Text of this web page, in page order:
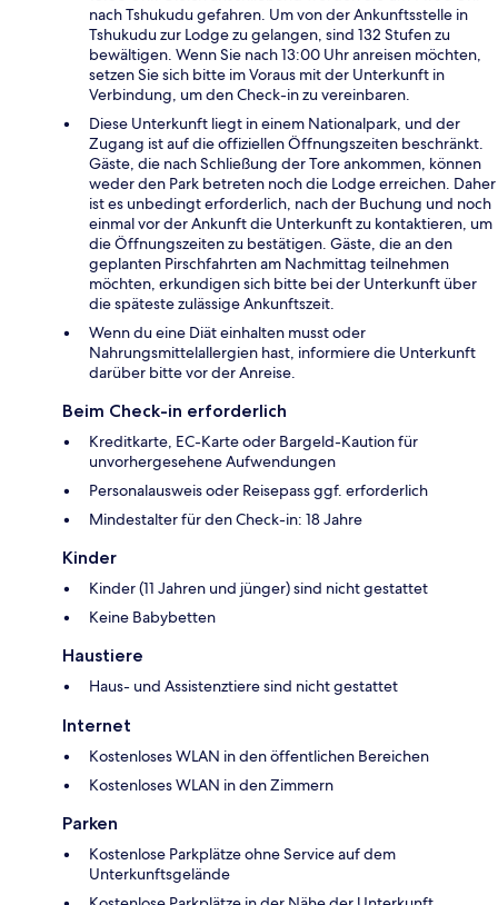
nach Tshukudu gefahren. Um von der Ankunftsstelle in
Tshukudu zur Lodge zu gelangen, sind 132 Stufen zu
bewältigen. Wenn Sie nach 13:00 Uhr anreisen möchten,
setzen Sie sich bitte im Voraus mit der Unterkunft in
Verbindung, um den Check-in zu vereinbaren.
Diese Unterkunft liegt in einem Nationalpark, und der
Zugang ist auf die offiziellen Öffnungszeiten beschränkt.
Gäste, die nach Schließung der Tore ankommen, können
weder den Park betreten noch die Lodge erreichen. Daher
ist es unbedingt erforderlich, nach der Buchung und noch
einmal vor der Ankunft die Unterkunft zu kontaktieren, um
die Öffnungszeiten zu bestätigen. Gäste, die an den
geplanten Pirschfahrten am Nachmittag teilnehmen
möchten, erkundigen sich bitte bei der Unterkunft über
die späteste zulässige Ankunftszeit.
Wenn du eine Diät einhalten musst oder
Nahrungsmittelallergien hast, informiere die Unterkunft
darüber bitte vor der Anreise.
Beim Check-in erforderlich
Kreditkarte, EC-Karte oder Bargeld-Kaution für
unvorhergesehene Aufwendungen
Personalausweis oder Reisepass ggf. erforderlich
Mindestalter für den Check-in: 18 Jahre
Kinder
Kinder (11 Jahren und jünger) sind nicht gestattet
Keine Babybetten
Haustiere
Haus- und Assistenztiere sind nicht gestattet
Internet
Kostenloses WLAN in den öffentlichen Bereichen
Kostenloses WLAN in den Zimmern
Parken
Kostenlose Parkplätze ohne Service auf dem
Unterkunftsgelände